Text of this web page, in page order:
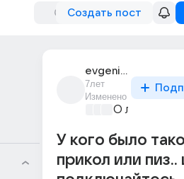
Создать пост
evgenii_53901
7лет
Изменено
О любви без
У кого было
прикол или